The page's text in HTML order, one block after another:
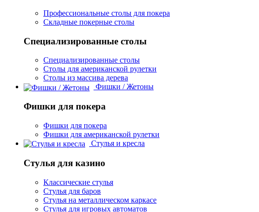
Профессиональные столы для покера
Складные покерные столы
Специализированные столы
Специализированные столы
Столы для американской рулетки
Столы из массива дерева
Фишки / Жетоны
Фишки для покера
Фишки для покера
Фишки для американской рулетки
Стулья и кресла
Стулья для казино
Классические стулья
Стулья для баров
Стулья на металлическом каркасе
Стулья для игровых автоматов